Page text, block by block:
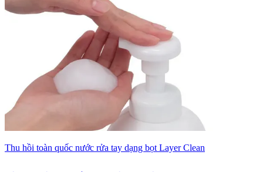
Thu hồi toàn quốc nước rửa tay dạng bọt Layer Clean